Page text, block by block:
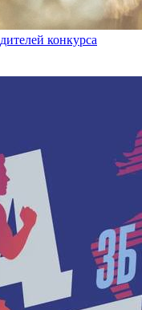
конкурса